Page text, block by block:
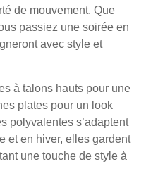
de mouvement. Que
passiez une soirée en
avec style et
à talons hauts pour une
plates pour un look
polyvalentes s’adaptent
et en hiver, elles gardent
une touche de style à